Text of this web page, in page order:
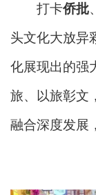
打卡侨批
头文化大放异
化展现出的强
旅、以旅彰文
融合深度发展